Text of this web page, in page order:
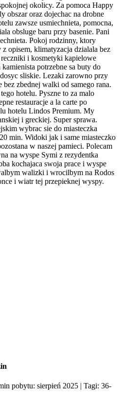
okolicy. Za pomoca Happy
obszar oraz dojechac na drobne
zawsze usmiechnieta, pomocna,
obsluge baru przy basenie. Pani
Pokoj rodzinny, ktory
opisem, klimatyzacja dzialala bez
i kosmetyki kapielowe
potrzebne sa buty do
sliskie. Lezaki zarowno przy
bez zbednej walki od samego rana.
hotelu. Pyszne to za malo
restauracje a la carte po
hotelu Lindos Premium. My
i greckiej. Super sprawa.
wybrac sie do miasteczka
min. Widoki jak i same miasteczko
w naszej pamieci. Polecam
na wyspe Symi z rezydentka
kochajaca swoja prace i wyspe
walizki i wrocilbym na Rodos
i wiatr tej przepieknej wyspy.
pobytu: sierpień 2025 | Tagi: 36-